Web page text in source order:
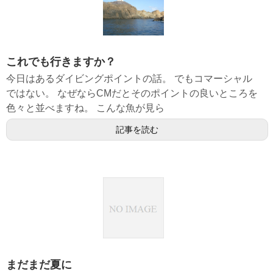
これでも行きますか？
今日はあるダイビングポイントの話。 でもコマーシャル
ではない。 なぜならCMだとそのポイントの良いところを
色々と並べますね。 こんな魚が見ら
記事を読む
まだまだ夏に